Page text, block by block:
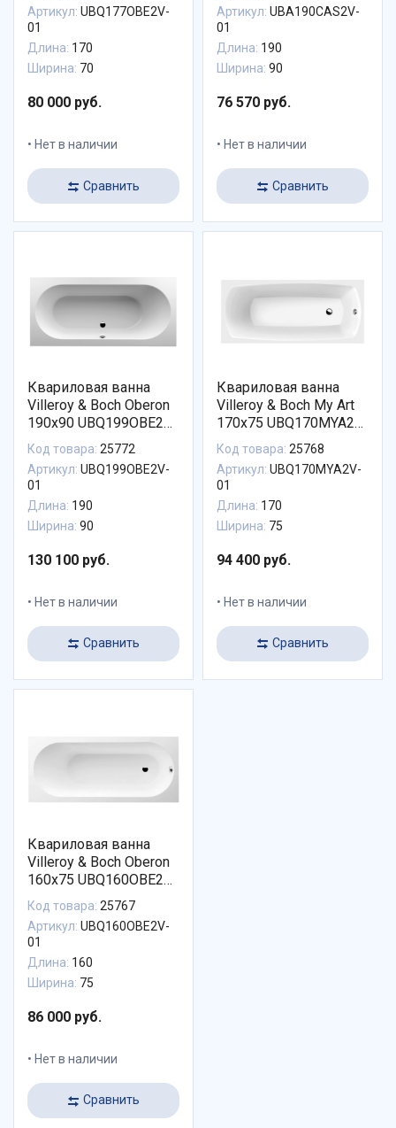
Артикул: UBQ177OBE2V-
01
Длина: 170
Ширина: 70
80 000 руб.
Нет в наличии
Сравнить
Артикул: UBA190CAS2V-
01
Длина: 190
Ширина: 90
76 570 руб.
Нет в наличии
Сравнить
Квариловая ванна
Villeroy & Boch Oberon
190х90 UBQ199OBE2V-
01
Код товара: 25772
Артикул: UBQ199OBE2V-
01
Длина: 190
Ширина: 90
130 100 руб.
Нет в наличии
Сравнить
Квариловая ванна
Villeroy & Boch My Art
170х75 UBQ170MYA2V-
01
Код товара: 25768
Артикул: UBQ170MYA2V-
01
Длина: 170
Ширина: 75
94 400 руб.
Нет в наличии
Сравнить
Квариловая ванна
Villeroy & Boch Oberon
160х75 UBQ160OBE2V-
01
Код товара: 25767
Артикул: UBQ160OBE2V-
01
Длина: 160
Ширина: 75
86 000 руб.
Нет в наличии
Сравнить